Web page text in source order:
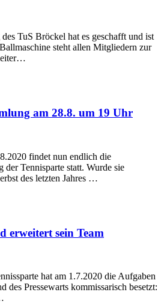
TuS Bröckel hat es geschafft und ist
steht allen Mitgliedern zur
am 28.8. um 19 Uhr
findet nun endlich die
der Tennisparte statt. Wurde sie
des letzten Jahres …
erweitert sein Team
hat am 1.7.2020 die Aufgaben
des Pressewarts kommissarisch besetzt: